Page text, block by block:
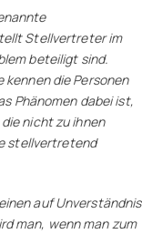
Stellvertreter im
beteiligt sind.
kennen die Personen
Phänomen dabei ist,
nicht zu ihnen
stellvertretend
auf Unverständnis
man, wenn man zum